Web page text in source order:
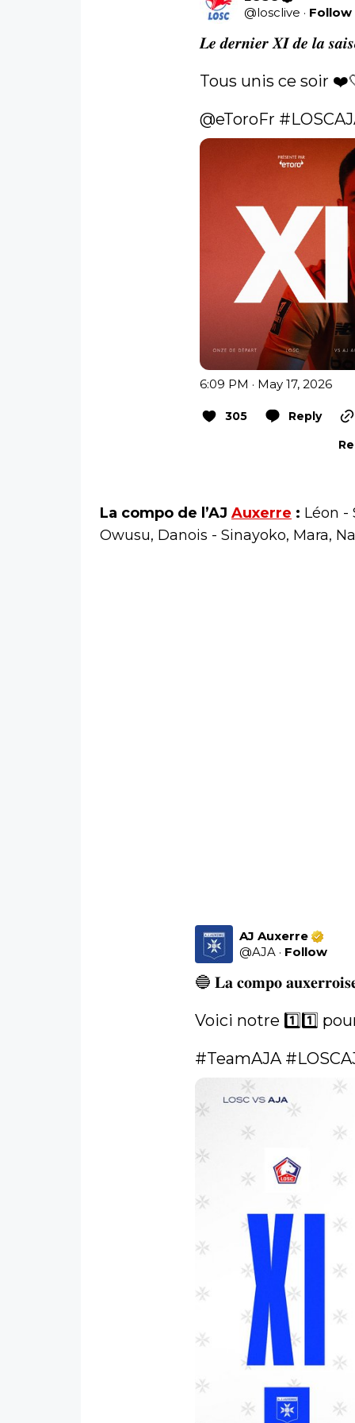
@losclive · Follow
𝑳𝒆 𝒅𝒆𝒓𝒏𝒊𝒆𝒓 𝑿𝑰 𝒅𝒆 𝒍𝒂
Tous unis ce soir
@eToroFr
6:09 PM · May 17, 2026
305
Reply
La compo de l’AJ Auxerre : Léon -
Owusu, Danois - Sinayoko, Mara,
AJ Auxerre
@AJA · Follow
🔵 𝐋𝐚 𝐜𝐨𝐦𝐩𝐨
Voici notre 1️⃣1️⃣
#TeamAJA